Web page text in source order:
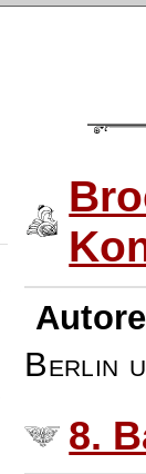
Berlin
8.